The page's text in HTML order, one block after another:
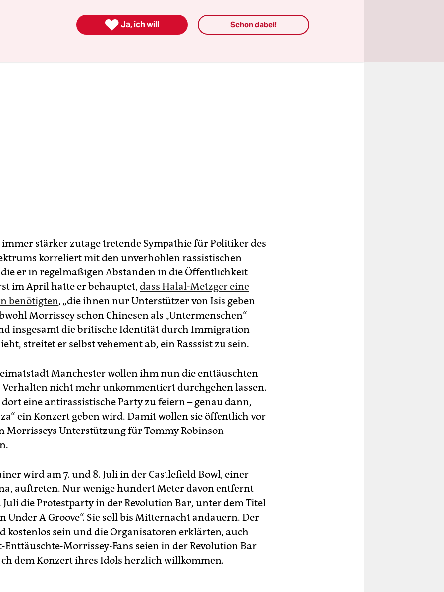
Politikerin Anne Marie Waters, einer ehemaligen,
Anwärterin auf das Amt des Ukip-Parteichefs.
stärker zutage tretende Sympathie für Politiker des
korreliert mit den unverhohlen rassistischen
er in regelmäßigen Abständen in die Öffentlichkeit
im April hatte er behauptet, dass Halal-Metzger eine
benötigten, „die ihnen nur Unterstützer von Isis geben
Morrissey schon Chinesen als „Untermenschen“
insgesamt die britische Identität durch Immigration
streitet er selbst vehement ab, ein Rasssist zu sein.
Manchester wollen ihm nun die enttäuschten
Verhalten nicht mehr unkommentiert durchgehen lassen.
dort eine antirassistische Party zu feiern – genau dann,
ein Konzert geben wird. Damit wollen sie öffentlich vor
Morrisseys Unterstützung für Tommy Robinson
wird am 7. und 8. Juli in der Castlefield Bowl, einer
auftreten. Nur wenige hundert Meter davon entfernt
Juli die Protestparty in der Revolution Bar, unter dem Titel
Under A Groove“. Sie soll bis Mitternacht andauern. Der
kostenlos sein und die Organisatoren erklärten, auch
Enttäuschte-Morrissey-Fans seien in der Revolution Bar
dem Konzert ihres Idols herzlich willkommen.
 Ja, ich will Schon dabei!